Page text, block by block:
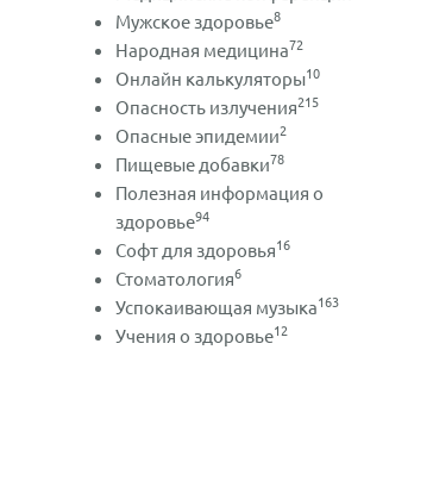
Мужское здоровье8
Народная медицина72
Онлайн калькуляторы10
Опасность излучения215
Опасные эпидемии2
Пищевые добавки78
Полезная информация о
здоровье94
Софт для здоровья16
Стоматология6
Успокаивающая музыка163
Учения о здоровье12